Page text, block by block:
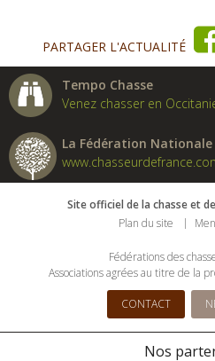
PARTAGER L'ACTUALITÉ
Tempo Chasse
Venez chasser en
La Fédération Nationale
Site officiel de la chasse et
Plan du site
Fédérations des
Associations agrées au titre de la
CONTACT
Nos